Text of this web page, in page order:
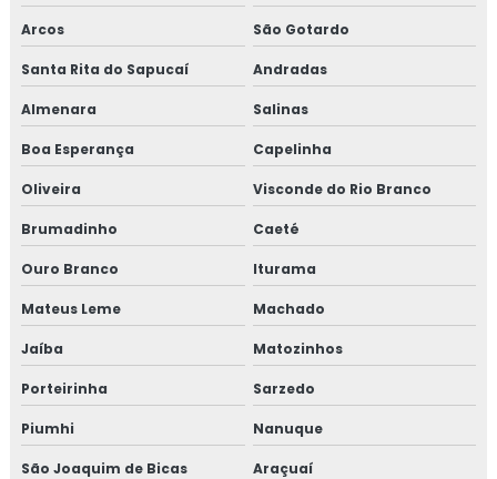
Curso iso 17025 online
Curso de rotulagem nutricional
Curso de rotulagem nutricional online
Empresa de consultoria gmp
Empresa de consultoria para setor alimentício
Empresa de consultoria para setor de alimentos
Empresa de treinamento para empresa alimentícia
Arcos São Gotardo
Santa Rita do Sapucaí Andradas
Almenara Salinas
Boa Esperança Capelinha
Oliveira Visconde do Rio Branco
Brumadinho Caeté
Ouro Branco Iturama
Mateus Leme Machado
Jaíba Matozinhos
Porteirinha Sarzedo
Piumhi Nanuque
São Joaquim de Bicas Araçuaí